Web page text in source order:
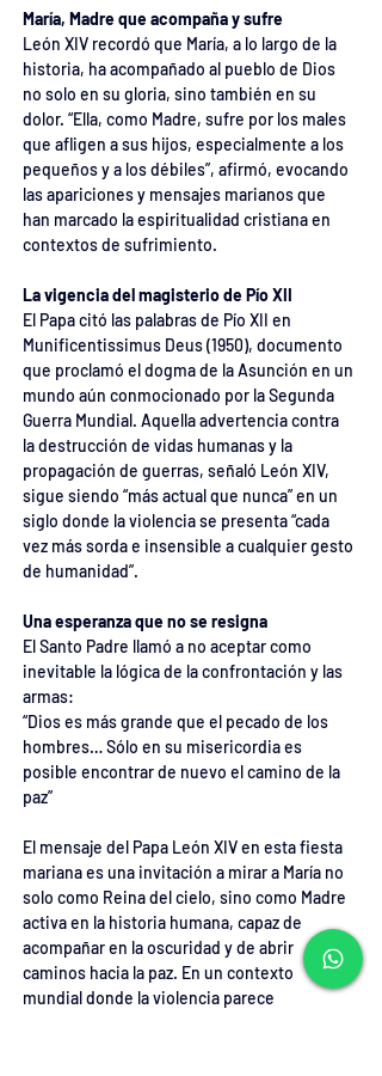
María, Madre que acompaña y sufre
León XIV recordó que María, a lo largo de la
historia, ha acompañado al pueblo de Dios
no solo en su gloria, sino también en su
dolor. “Ella, como Madre, sufre por los males
que afligen a sus hijos, especialmente a los
pequeños y a los débiles”, afirmó, evocando
las apariciones y mensajes marianos que
han marcado la espiritualidad cristiana en
contextos de sufrimiento.
La vigencia del magisterio de Pío XII
El Papa citó las palabras de Pío XII en
Munificentissimus Deus (1950), documento
que proclamó el dogma de la Asunción en un
mundo aún conmocionado por la Segunda
Guerra Mundial. Aquella advertencia contra
la destrucción de vidas humanas y la
propagación de guerras, señaló León XIV,
sigue siendo “más actual que nunca” en un
siglo donde la violencia se presenta “cada
vez más sorda e insensible a cualquier gesto
de humanidad”.
Una esperanza que no se resigna
El Santo Padre llamó a no aceptar como
inevitable la lógica de la confrontación y las
armas:
“Dios es más grande que el pecado de los
hombres… Sólo en su misericordia es
posible encontrar de nuevo el camino de la
paz”
El mensaje del Papa León XIV en esta fiesta
mariana es una invitación a mirar a María no
solo como Reina del cielo, sino como Madre
activa en la historia humana, capaz de
acompañar en la oscuridad y de abrir
caminos hacia la paz. En un contexto
mundial donde la violencia parece